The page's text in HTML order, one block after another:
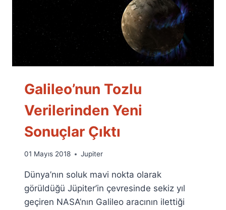
Galileo’nun Tozlu
Verilerinden Yeni
Sonuçlar Çıktı
By
Fuat
Özyar
01 Mayıs 2018 Jupiter
Dünya’nın soluk mavi nokta olarak
görüldüğü Jüpiter’in çevresinde sekiz yıl
geçiren NASA’nın Galileo aracının ilettiği